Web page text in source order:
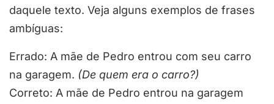
daquele texto. Veja alguns exemplos de frases
ambíguas:
Errado: A mãe de Pedro entrou com seu carro
na garagem. (De quem era o carro?)
Correto: A mãe de Pedro entrou na garagem